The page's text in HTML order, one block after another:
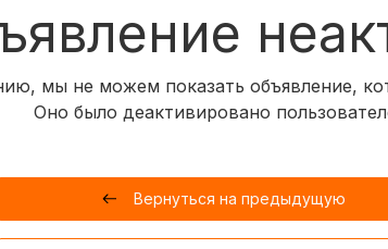
мы не можем показать объявление,
Оно было деактивировано
Вернуться на предыдущую